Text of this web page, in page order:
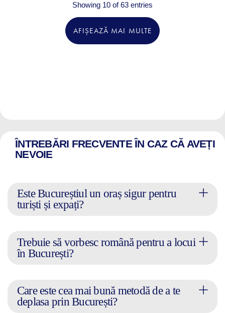
Showing 10 of 63 entries
AFIȘEAZĂ MAI MULTE
ÎNTREBĂRI FRECVENTE ÎN CAZ CĂ AVEȚI
NEVOIE
Este Bucureștiul un oraș sigur pentru
turiști și expați?
Trebuie să vorbesc română pentru a locui
în București?
Care este cea mai bună metodă de a te
deplasa prin București?